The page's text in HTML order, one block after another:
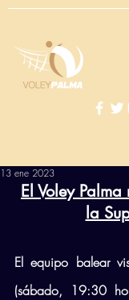
13 ene 2023
El Voley
la
El equipo balear
(sábado, 19:30